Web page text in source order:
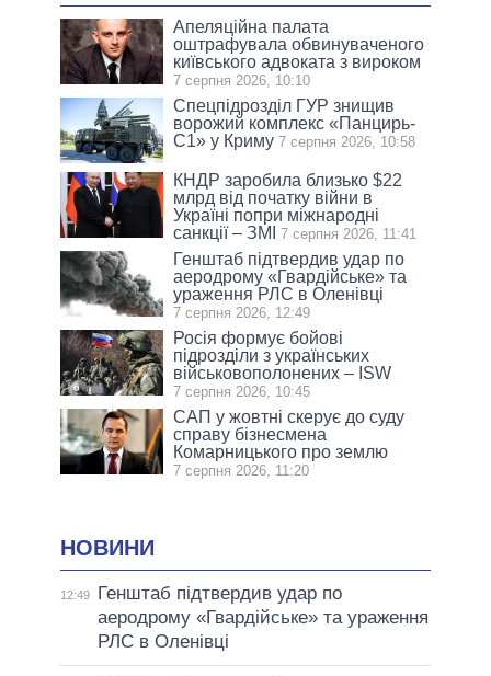
Апеляційна палата
оштрафувала обвинуваченого
київського адвоката з вироком
7 серпня 2026, 10:10
Спецпідрозділ ГУР знищив
ворожий комплекс «Панцирь-
С1» у Криму 7 серпня 2026, 10:58
КНДР заробила близько $22
млрд від початку війни в
Україні попри міжнародні
санкції – ЗМІ
7 серпня 2026, 11:41
Генштаб підтвердив удар по
аеродрому «Гвардійське» та
ураження РЛС в Оленівці
7 серпня 2026, 12:49
Росія формує бойові
підрозділи з українських
військовополонених – ISW
7 серпня 2026, 10:45
САП у жовтні скерує до суду
справу бізнесмена
Комарницького про землю
7 серпня 2026, 11:20
НОВИНИ
12:49
Генштаб підтвердив удар по
аеродрому «Гвардійське» та ураження
РЛС в Оленівці